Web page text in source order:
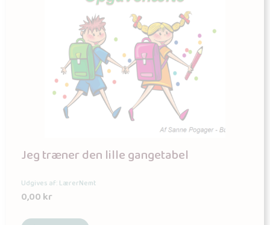
Jeg træner den lille gangetabel
Udgives af: LærerNemt
0,00kr